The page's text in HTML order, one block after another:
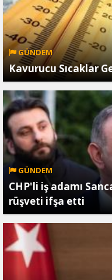
GÜNDEM
Kavurucu Sıcaklar
GÜNDEM
CHP'li iş adamı
rüşveti ifşa etti